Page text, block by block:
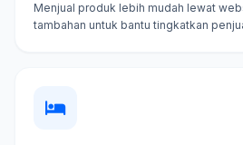
Menjual produk lebih mudah lewat
tambahan untuk bantu tingkatkan